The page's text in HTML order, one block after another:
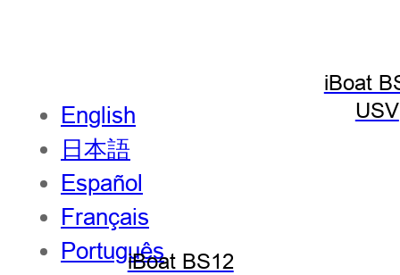
iBoat BS12
iBoat
USV
English
日本語
Español
Français
Português